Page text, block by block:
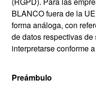
BLANCO fuera de la
forma análoga, con
de datos respectivas
interpretarse conforme
Preámbulo